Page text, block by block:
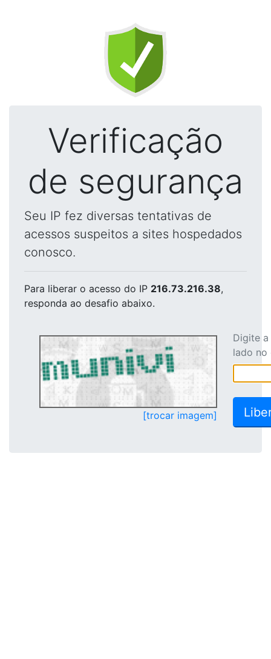
Verificação
de segurança
Seu IP fez diversas tentativas de
acessos suspeitos a sites hospedados
conosco.
Para liberar o acesso do IP 216.73.216.38,
responda ao desafio abaixo.
[trocar imagem]
Digite
lado no